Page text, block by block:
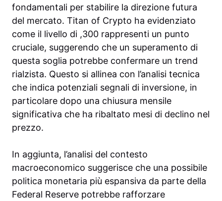
fondamentali per stabilire la direzione futura
del mercato. Titan of Crypto ha evidenziato
come il livello di ,300 rappresenti un punto
cruciale, suggerendo che un superamento di
questa soglia potrebbe confermare un trend
rialzista. Questo si allinea con l’analisi tecnica
che indica potenziali segnali di inversione, in
particolare dopo una chiusura mensile
significativa che ha ribaltato mesi di declino nel
prezzo.
In aggiunta, l’analisi del contesto
macroeconomico suggerisce che una possibile
politica monetaria più espansiva da parte della
Federal Reserve potrebbe rafforzare